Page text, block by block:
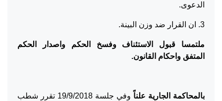
الدعوى.
3. ان القرار ضد وزن البينة.
ملتمسا قبول الاستئناف وفسخ الحكم واصدار الحكم
المتفق واحكام القانون.
بالمحاكمة الجارية علناً
وفي جلسة 19/9/2018 تقرر شطب